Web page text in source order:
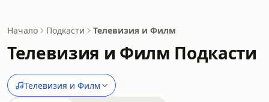
Начало Подкасти Телевизия и Филм
Телевизия и Филм Подкасти
Телевизия и Филм